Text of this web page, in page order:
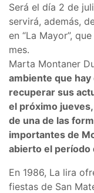
Será el día 2 de
servirá, además,
en “La Mayor”,
mes.
Marta Montaner
ambiente que
recuperar sus
el próximo
de una de las
importantes de
abierto el período
En 1986, La lira
fiestas de San